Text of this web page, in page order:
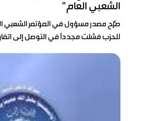
الشعبي العام"
صَرّح مصدر مسؤول في المؤتمر الشعبي
للحزب فشلت مجدداً في التوصل إلى